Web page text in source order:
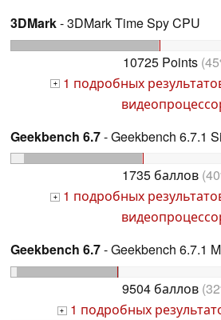
3DMark- 3DMark Time Spy CPU
10725 Points
+ 1 подробных
Geekbench 6.7- Geekbench 6.7.1
1735 баллов
+ 1 подробных
Geekbench 6.7- Geekbench 6.7.1
9504 баллов
+ 1 подробных